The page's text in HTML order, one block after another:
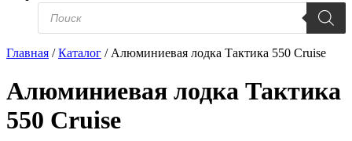
Поиск
товаров
Главная /Каталог / Алюминиевая лодка Тактика 550 Cruise
Алюминиевая лодка Тактика
550 Cruise